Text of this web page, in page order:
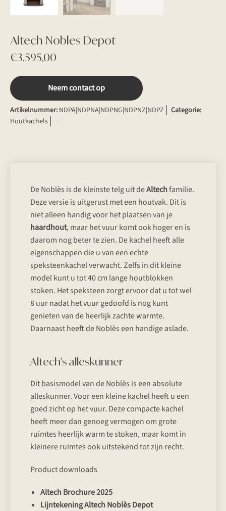
Altech Nobles Depot
€3.595,00
Neem contact op
Artikelnummer: NDPA|NDPNA|NDPNG|NDPNZ|NDPZ
Categorie:
Houtkachels
De Noblès is de kleinste telg uit deAltechfamilie.
Deze versie is uitgerust met een houtvak. Dit is
niet alleen handig voor het plaatsen van je
haardhout, maar het vuur komt ook hoger en is
daarom nog beter te zien. De kachel heeft alle
eigenschappen die u van een echte
speksteenkachel verwacht. Zelfs in dit kleine
model kunt u tot 40 cm lange houtblokken
stoken. Het speksteen zorgt ervoor dat u tot wel
8 uur nadat het vuur gedoofd is nog kunt
genieten van de heerlijk zachte warmte.
Daarnaast heeft de Noblès een handige aslade.
Altech’s alleskunner
Dit basismodel van de Noblès is een absolute
alleskunner. Voor een kleine kachel heeft u een
goed zicht op het vuur. Deze compacte kachel
heeft meer dan genoeg vermogen om grote
ruimtes heerlijk warm te stoken, maar komt in
kleinere ruimtes ook uitstekend tot zijn recht.
Product downloads
Altech Brochure 2025
Lijntekening Altech Noblès Depot